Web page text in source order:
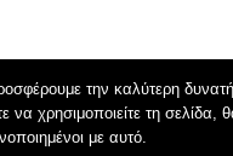
την καλύτερη δυνατή
να χρησιμοποιείτε τη σελίδα,
με αυτό.